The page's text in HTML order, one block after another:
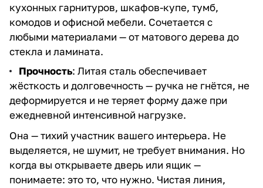
кухонных гарнитуров, шкафов-купе, тумб,
комодов и офисной мебели. Сочетается с
любыми материалами — от матового дерева до
стекла и ламината.
Прочность: Литая сталь обеспечивает
жёсткость и долговечность — ручка не гнётся, не
деформируется и не теряет форму даже при
ежедневной интенсивной нагрузке.
Она — тихий участник вашего интерьера. Не
выделяется, не шумит, не требует внимания. Но
когда вы открываете дверь или ящик —
понимаете: это то, что нужно. Чистая линия,